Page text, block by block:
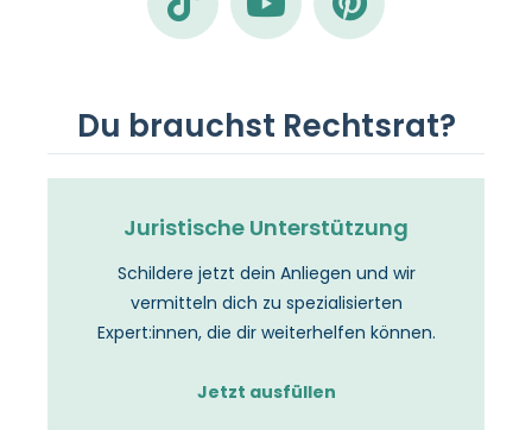
Du brauchst Rechtsrat?
Juristische Unterstützung
Schildere jetzt dein Anliegen und wir
vermitteln dich zu spezialisierten
Expert:innen, die dir weiterhelfen können.
Jetzt ausfüllen